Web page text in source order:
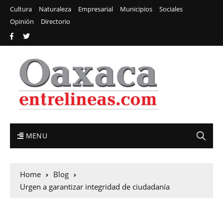
Cultura Naturaleza Empresarial Municipios
Sociales
Opinión
Directorio
MENU
Home
Blog
Urgen a garantizar integridad de ciudadanía